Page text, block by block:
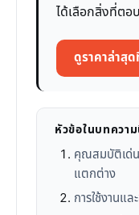
ได้เลือกสิ่งที่ตอ
ดูราคาล่าสุ
หัวข้อในบทควา
คุณสมบัติเด่น
แตกต่าง
การใช้งานแ